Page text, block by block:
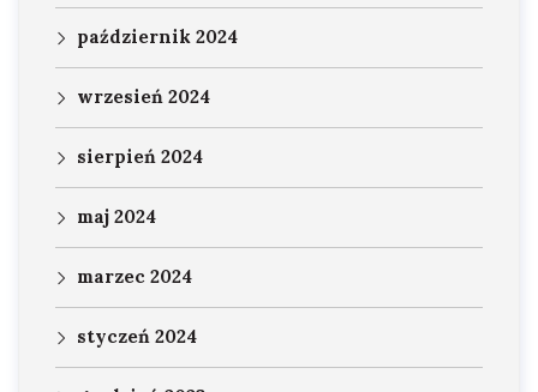
październik 2024
wrzesień 2024
sierpień 2024
maj 2024
marzec 2024
styczeń 2024